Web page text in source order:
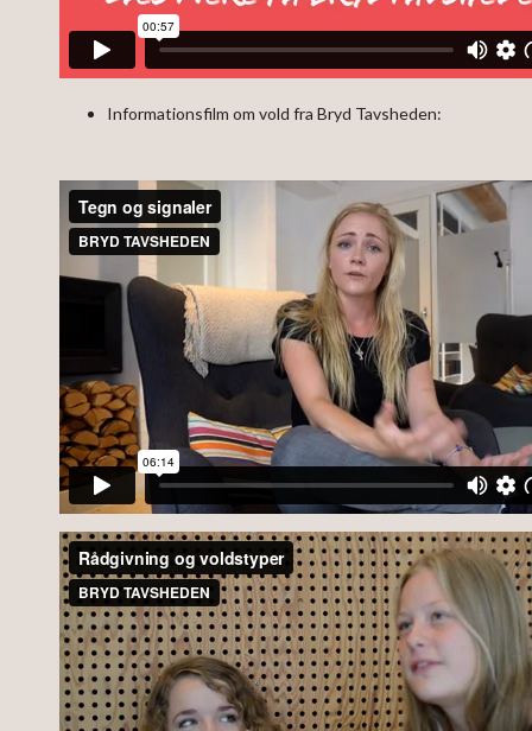
Informationsfilm om vold fra Bryd Tavsheden: